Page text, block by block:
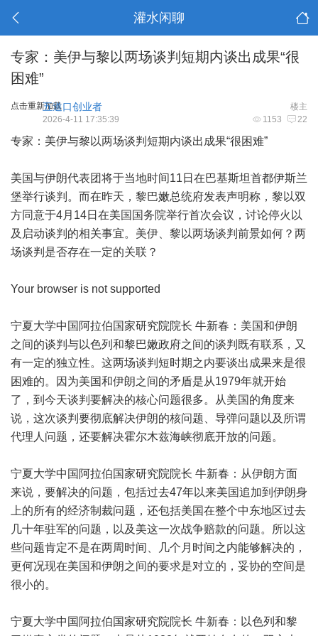
灌水闲聊
专家：美伊与黎以两场谈判短期内谈出成果“很
困难”
点击重新加载 楼主
五道口创业者
1153 22
2026-4-11 17:35:39
专家：美伊与黎以两场谈判短期内谈出成果“很困难”
美国与伊朗代表团将于当地时间11日在巴基斯坦首都伊斯兰
堡举行谈判。而在昨天，黎巴嫩总统府发表声明称，黎以双
方同意于4月14日在美国国务院举行首次会议，讨论停火以
及启动谈判的相关事宜。美伊、黎以两场谈判前景如何？两
场谈判是否存在一定的关联？
Your browser is not supported
宁夏大学中国阿拉伯国家研究院院长 牛新春：美国和伊朗
之间的谈判与以色列和黎巴嫩政府之间的谈判既有联系，又
有一定的独立性。这两场谈判短时期之内要谈出成果来是很
困难的。因为美国和伊朗之间的矛盾是从1979年就开始
了，到今天谈判要解决的核心问题很多。从美国的角度来
说，这次谈判要彻底解决伊朗的核问题、导弹问题以及所谓
代理人问题，还要解决霍尔木兹海峡彻底开放的问题。
宁夏大学中国阿拉伯国家研究院院长 牛新春：从伊朗方面
来说，要解决的问题，包括过去47年以来美国追加到伊朗身
上的所有的经济制裁问题，还包括美国在整个中东地区过去
几十年驻军的问题，以及美这一次战争赔款的问题。所以这
些问题肯定不是在两周时间、几个月时间之内能够解决的，
更何况现在美国和伊朗之间的要求是对立的，妥协的空间是
很小的。
宁夏大学中国阿拉伯国家研究院院长 牛新春：以色列和黎